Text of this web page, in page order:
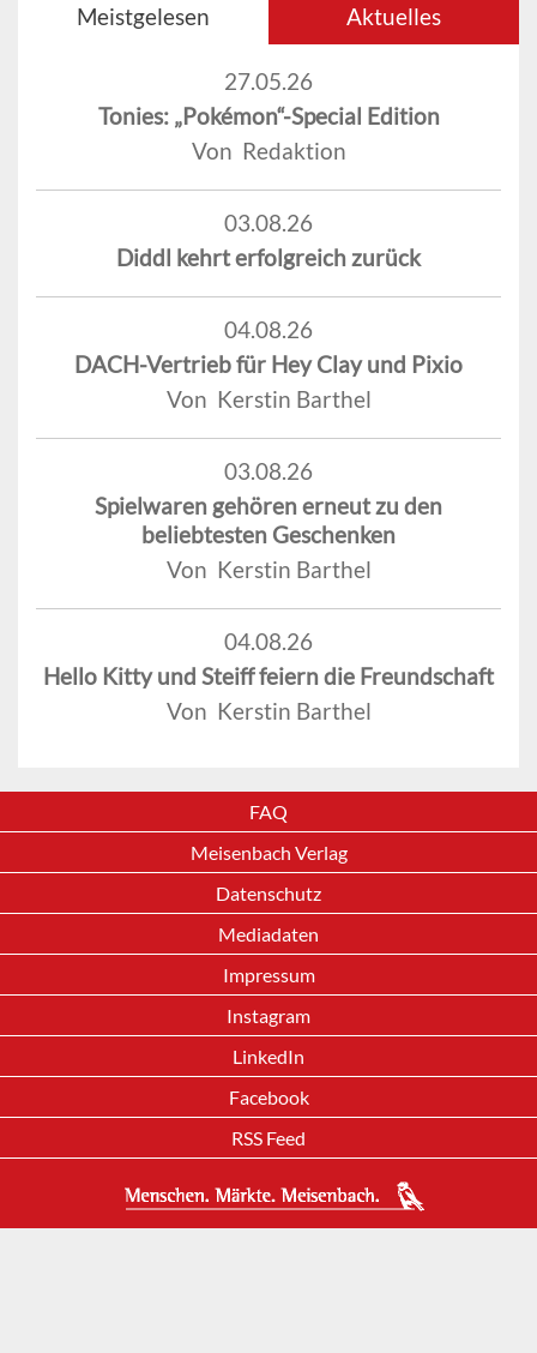
Meistgelesen Aktuelles
27.05.26
Tonies: „Pokémon“-Special Edition
Von Redaktion
03.08.26
Diddl kehrt erfolgreich zurück
04.08.26
DACH-Vertrieb für Hey Clay und Pixio
Von Kerstin Barthel
03.08.26
Spielwaren gehören erneut zu den
beliebtesten Geschenken
Von Kerstin Barthel
04.08.26
Hello Kitty und Steiff feiern die Freundschaft
Von Kerstin Barthel
FAQ
Meisenbach Verlag
Datenschutz
Mediadaten
Impressum
Instagram
LinkedIn
Facebook
RSS Feed